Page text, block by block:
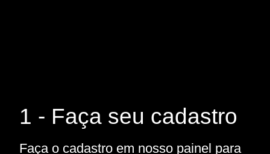
1 - Faça seu cadastro
Faça o cadastro em nosso painel para